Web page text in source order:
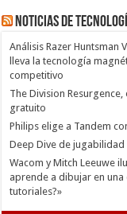
Noticias de
Análisis Razer Huntsman
lleva la tecnología
competitivo
The Division
gratuito
Philips elige a Tandem
Deep Dive de jugabilidad
Wacom y Mitch Leeuwe
aprende a dibujar en
tutoriales?»